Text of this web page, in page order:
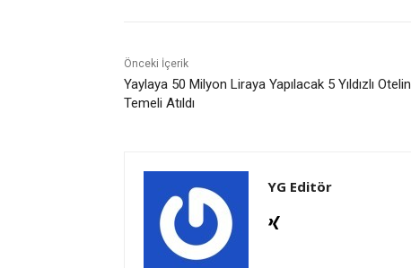
Önceki İçerik
Yaylaya 50 Milyon Liraya Yapılacak 5 Yıldızlı Otelin
Temeli Atıldı
YG Editör